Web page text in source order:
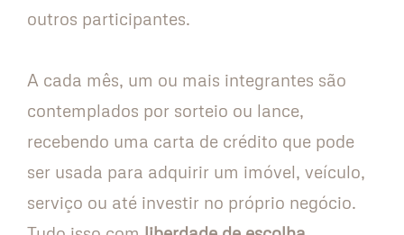
outros participantes.
A cada mês, um ou mais integrantes são
contemplados por sorteio ou lance,
recebendo uma carta de crédito que pode
ser usada para adquirir um imóvel, veículo,
serviço ou até investir no próprio negócio.